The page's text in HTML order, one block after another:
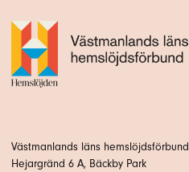
Västmanlands läns hemslöjdsförbund
Hejargränd 6 A, Bäckby Park